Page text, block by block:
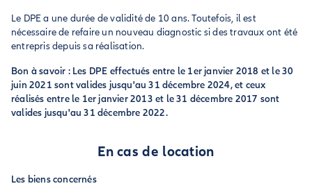
Le DPE a une durée de validité de 10 ans. Toutefois, il est
nécessaire de refaire un nouveau diagnostic si des travaux ont été
entrepris depuis sa réalisation.
Bon à savoir : Les DPE effectués entre le 1er janvier 2018 et le 30
juin 2021 sont valides jusqu'au 31 décembre 2024, et ceux
réalisés entre le 1er janvier 2013 et le 31 décembre 2017 sont
valides jusqu'au 31 décembre 2022.
En cas de location
Les biens concernés